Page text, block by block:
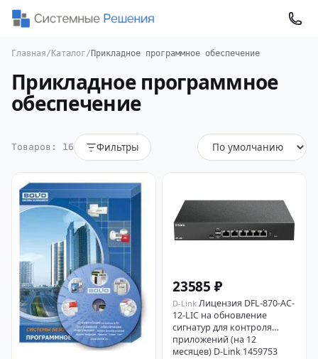
Главная/ Каталог/ Прикладное программное обеспечение
Прикладное программное
обеспечение
Товаров: 16 Фильтры
23585 ₽
D-Link Лицензия DFL-870-AC-
12-LIC на обновление
сигнатур для контроля
приложений (на 12
месяцев) D-Link 1459753